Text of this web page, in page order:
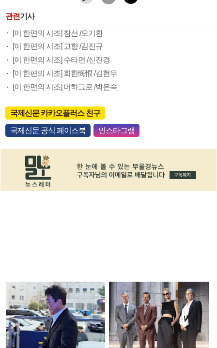
관련기사
[이 한편의 시조] 참선 /오기환
[이 한편의 시조] 고향 /김진규
[이 한편의 시조] 수타면 /신진경
[이 한편의 시조] 회한悔恨 /김현우
[이 한편의 시조] 머하그로 /박은숙
국제신문 카카오플러스 친구
국제신문 공식 페이스북 인스타그램